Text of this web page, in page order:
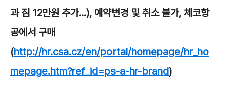
과 짐 12만원 추가...), 예약변경 및 취소 불가, 체코항
공에서 구매
(http://hr.csa.cz/en/portal/homepage/hr_ho
mepage.htm?ref_id=ps-a-hr-brand)